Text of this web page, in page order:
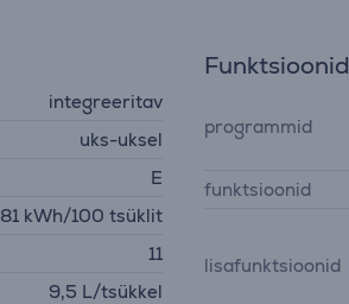
integreeritav
uks-uksel
E
81 kWh/100 tsüklit
11
9,5 L/tsükkel
Funktsioonid
programmid
funktsioonid
lisafunktsioonid